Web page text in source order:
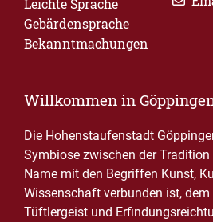
Leichte Sprache
Gebärdensprache
Bekanntmachungen
Willkommen in
Die Hohenstaufenstadt
Symbiose zwischen der Tradition
Name mit den Begriffen Kunst,
Wissenschaft verbunden ist, dem
Tüftlergeist und